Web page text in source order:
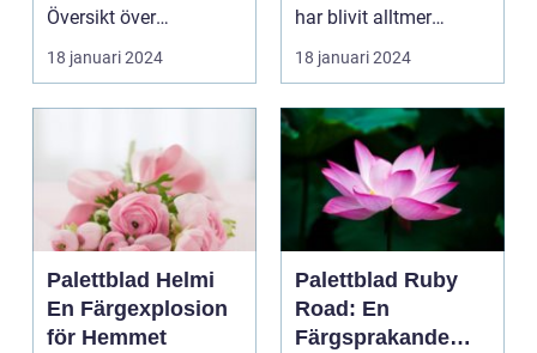
Översikt över
palettblad com
Palettbl...
18 januari 2024
har blivit alltmer
populär blan...
18 januari 2024
Palettblad Helmi
En Färgexplosion
för Hemmet
Palettblad Ruby
Road: En
Färgsprakande